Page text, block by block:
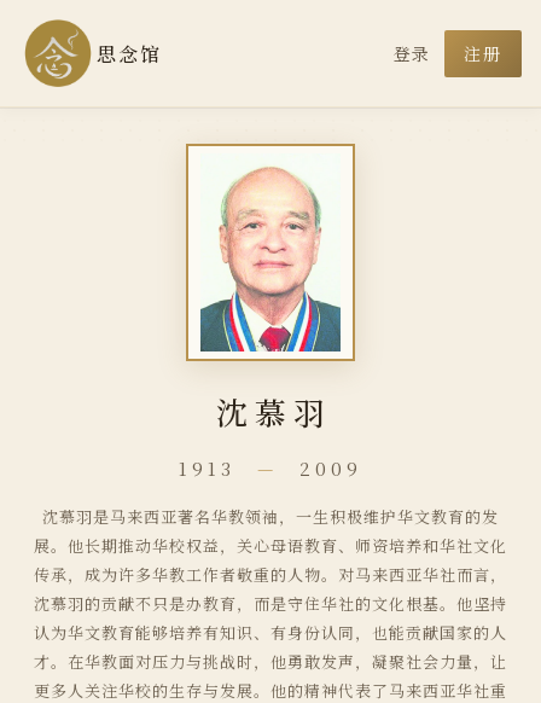
思念馆 登录 注册
沈慕羽
1913 — 2009
沈慕羽是马来西亚著名华教领袖，一生积极维护华文教育的发
展。他长期推动华校权益，关心母语教育、师资培养和华社文化
传承，成为许多华教工作者敬重的人物。对马来西亚华社而言，
沈慕羽的贡献不只是办教育，而是守住华社的文化根基。他坚持
认为华文教育能够培养有知识、有身份认同，也能贡献国家的人
才。在华教面对压力与挑战时，他勇敢发声，凝聚社会力量，让
更多人关注华校的生存与发展。他的精神代表了马来西亚华社重